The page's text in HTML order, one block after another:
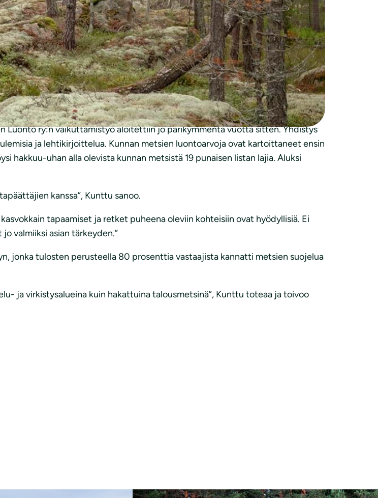
Tämä on historiallinen päätös ja osoittaa vahvaa edelläkävijyyttä
pitkältä takamatkalta suunnannäyttäjäksi muille kunnille” iloitseePanu Kunttu
ilmastokriisin torjunnan vakavasti. Suojelulla turvataan luonnonarvoiltaan
Jatkuva kasvatus eli avohakkuista luopuminen on parempi niin luonnon
jatkuvapeitteisesti kasvatetut talousmetsätkin sopivat edelleen
Luonto ry:n vaikuttamistyö aloitettiin jo parikymmentä vuotta sitten. Yhdistys
ja lehtikirjoittelua. Kunnan metsien luontoarvoja ovat kartoittaneet ensin
hakkuu-uhan alla olevista kunnan metsistä 19 punaisen listan lajia. Aluksi
kanssa”, Kunttu sanoo.
tapaamiset ja retket puheena oleviin kohteisiin ovat hyödyllisiä. Ei
valmiiksi asian tärkeyden.”
jonka tulosten perusteella 80 prosenttia vastaajista kannatti metsien suojelua
ja virkistysalueina kuin hakattuina talousmetsinä”, Kunttu toteaa ja toivoo